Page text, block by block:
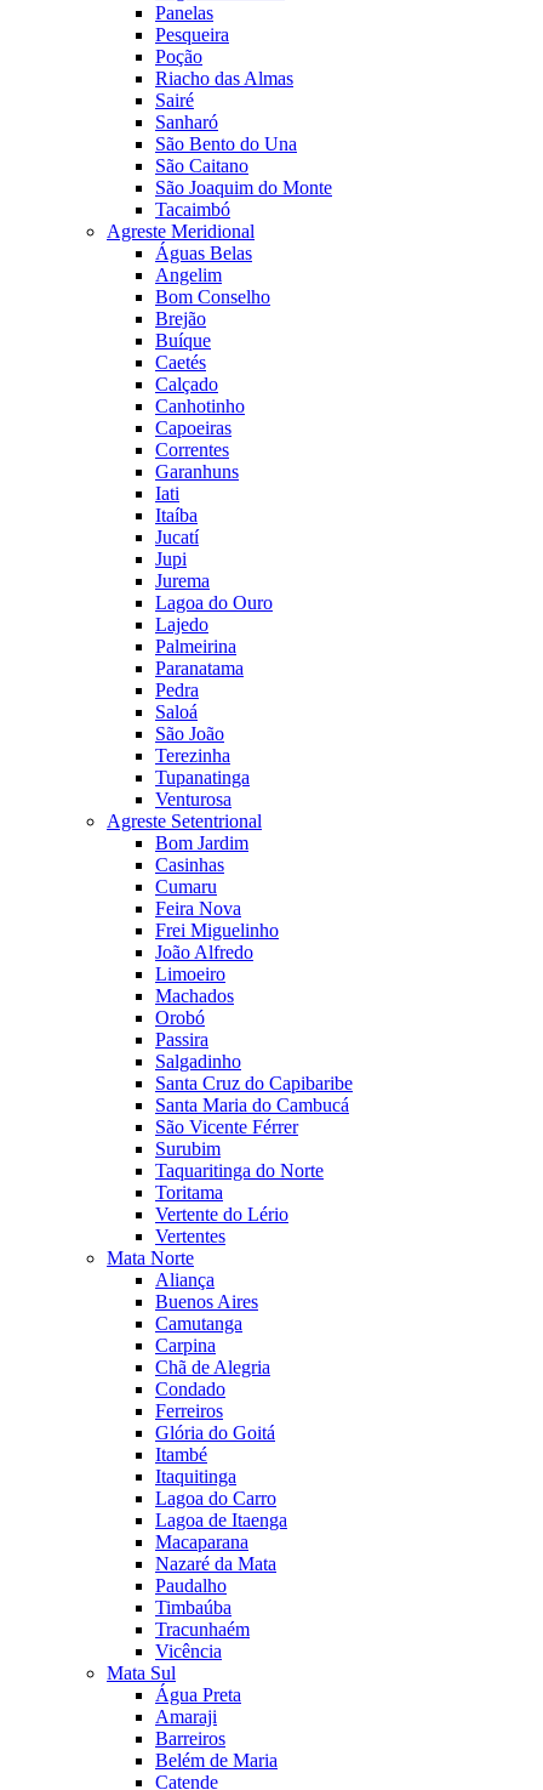
Panelas
Pesqueira
Poção
Riacho das Almas
Sairé
Sanharó
São Bento do Una
São Caitano
São Joaquim do Monte
Tacaimbó
Agreste Meridional
Águas Belas
Angelim
Bom Conselho
Brejão
Buíque
Caetés
Calçado
Canhotinho
Capoeiras
Correntes
Garanhuns
Iati
Itaíba
Jucatí
Jupi
Jurema
Lagoa do Ouro
Lajedo
Palmeirina
Paranatama
Pedra
Saloá
São João
Terezinha
Tupanatinga
Venturosa
Agreste Setentrional
Bom Jardim
Casinhas
Cumaru
Feira Nova
Frei Miguelinho
João Alfredo
Limoeiro
Machados
Orobó
Passira
Salgadinho
Santa Cruz do Capibaribe
Santa Maria do Cambucá
São Vicente Férrer
Surubim
Taquaritinga do Norte
Toritama
Vertente do Lério
Vertentes
Mata Norte
Aliança
Buenos Aires
Camutanga
Carpina
Chã de Alegria
Condado
Ferreiros
Glória do Goitá
Itambé
Itaquitinga
Lagoa do Carro
Lagoa de Itaenga
Macaparana
Nazaré da Mata
Paudalho
Timbaúba
Tracunhaém
Vicência
Mata Sul
Água Preta
Amaraji
Barreiros
Belém de Maria
Catende